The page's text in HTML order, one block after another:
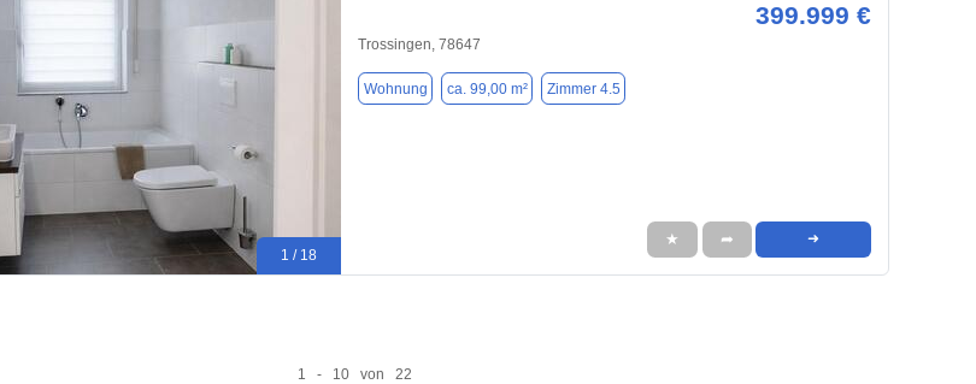
1 / 18
399.999 €
Trossingen, 78647
Wohnung ca. 99,00 m² Zimmer 4.5
★ ➦ ➜
1 - 10 von 22